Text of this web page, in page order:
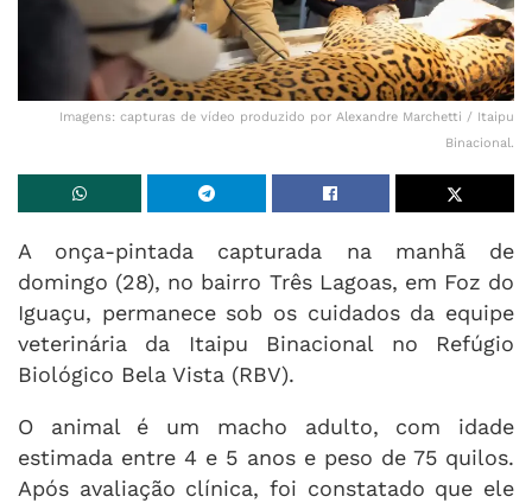
Imagens: capturas de vídeo produzido por Alexandre Marchetti / Itaipu
Binacional.
A onça-pintada capturada na manhã de
domingo (28), no bairro Três Lagoas, em Foz do
Iguaçu, permanece sob os cuidados da equipe
veterinária da Itaipu Binacional no Refúgio
Biológico Bela Vista (RBV).
O animal é um macho adulto, com idade
estimada entre 4 e 5 anos e peso de 75 quilos.
Após avaliação clínica, foi constatado que ele